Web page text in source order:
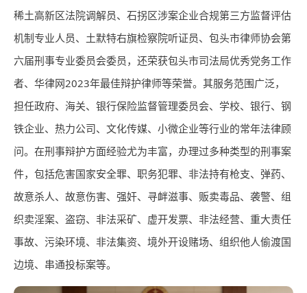
稀土高新区法院调解员、石拐区涉案企业合规第三方监督评估
机制专业人员、土默特右旗检察院听证员、包头市律师协会第
六届刑事专业委员会委员，还荣获包头市司法局优秀党务工作
者、华律网2023年最佳辩护律师等荣誉。其服务范围广泛，
担任政府、海关、银行保险监督管理委员会、学校、银行、钢
铁企业、热力公司、文化传媒、小微企业等行业的常年法律顾
问。在刑事辩护方面经验尤为丰富，办理过多种类型的刑事案
件，包括危害国家安全罪、职务犯罪、非法持有枪支、弹药、
故意杀人、故意伤害、强奸、寻衅滋事、贩卖毒品、袭警、组
织卖淫案、盗窃、非法采矿、虚开发票、非法经营、重大责任
事故、污染环境、非法集资、境外开设赌场、组织他人偷渡国
边境、串通投标案等。